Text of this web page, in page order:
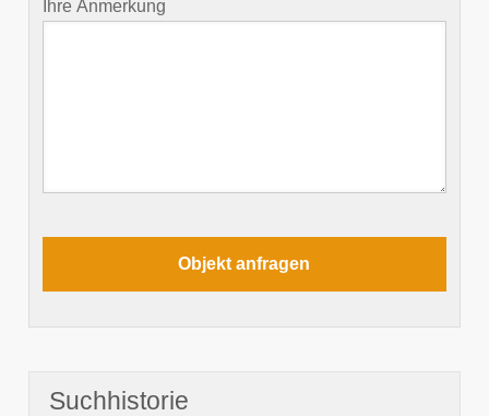
Ihre Anmerkung
Suchhistorie